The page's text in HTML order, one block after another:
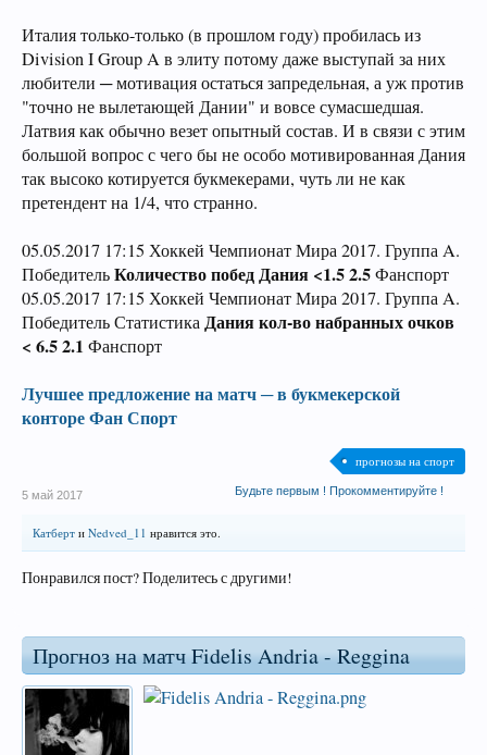
Италия только-только (в прошлом году) пробилась из
Division I Group A в элиту потому даже выступай за них
любители ─ мотивация остаться запредельная, а уж против
"точно не вылетающей Дании" и вовсе сумасшедшая.
Латвия как обычно везет опытный состав. И в связи с этим
большой вопрос с чего бы не особо мотивированная Дания
так высоко котируется букмекерами, чуть ли не как
претендент на 1/4, что странно.
05.05.2017 17:15 Хоккей Чемпионат Мира 2017. Группа A.
ПобедительКоличество побед Дания <1.5 2.5Фанспорт
05.05.2017 17:15 Хоккей Чемпионат Мира 2017. Группа A.
Победитель СтатистикаДания кол-во набранных очков
< 6.5 2.1 Фанспорт
Лучшее предложение на матч ─ в букмекерской
конторе Фан Спорт
прогнозы на спорт
Будьте первым ! Прокомментируйте !
5 май 2017
Катберт и Nedved_11 нравится это.
Понравился пост? Поделитесь с другими!
Прогноз на матч Fidelis Andria - Reggina